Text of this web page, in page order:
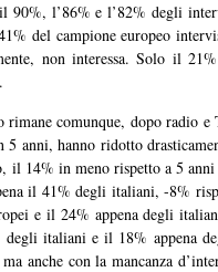
90%, l’86% e l’82% degli
del campione europeo
non interessa. Solo il
rimane comunque, dopo radio
5 anni, hanno ridotto
il 14% in meno rispetto a 5
il 41% degli italiani, -8%
e il 24% appena degli
degli italiani e il 18% appena
anche con la mancanza